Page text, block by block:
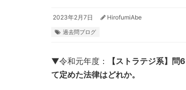
2023年2月7日 HirofumiAbe
過去問ブログ
▼令和元年度：
【ストラテジ系】
て定めた法律はどれか。